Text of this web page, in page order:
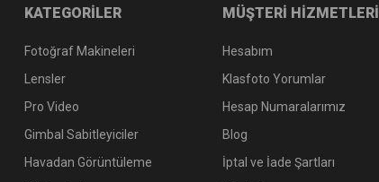
KATEGORİLER
Fotoğraf Makineleri
Lensler
Pro Video
Gimbal Sabitleyiciler
Havadan Görüntüleme
MÜŞTERİ HİZMETLERİ
Hesabım
Klasfoto Yorumlar
Hesap Numaralarımız
Blog
İptal ve İade Şartları